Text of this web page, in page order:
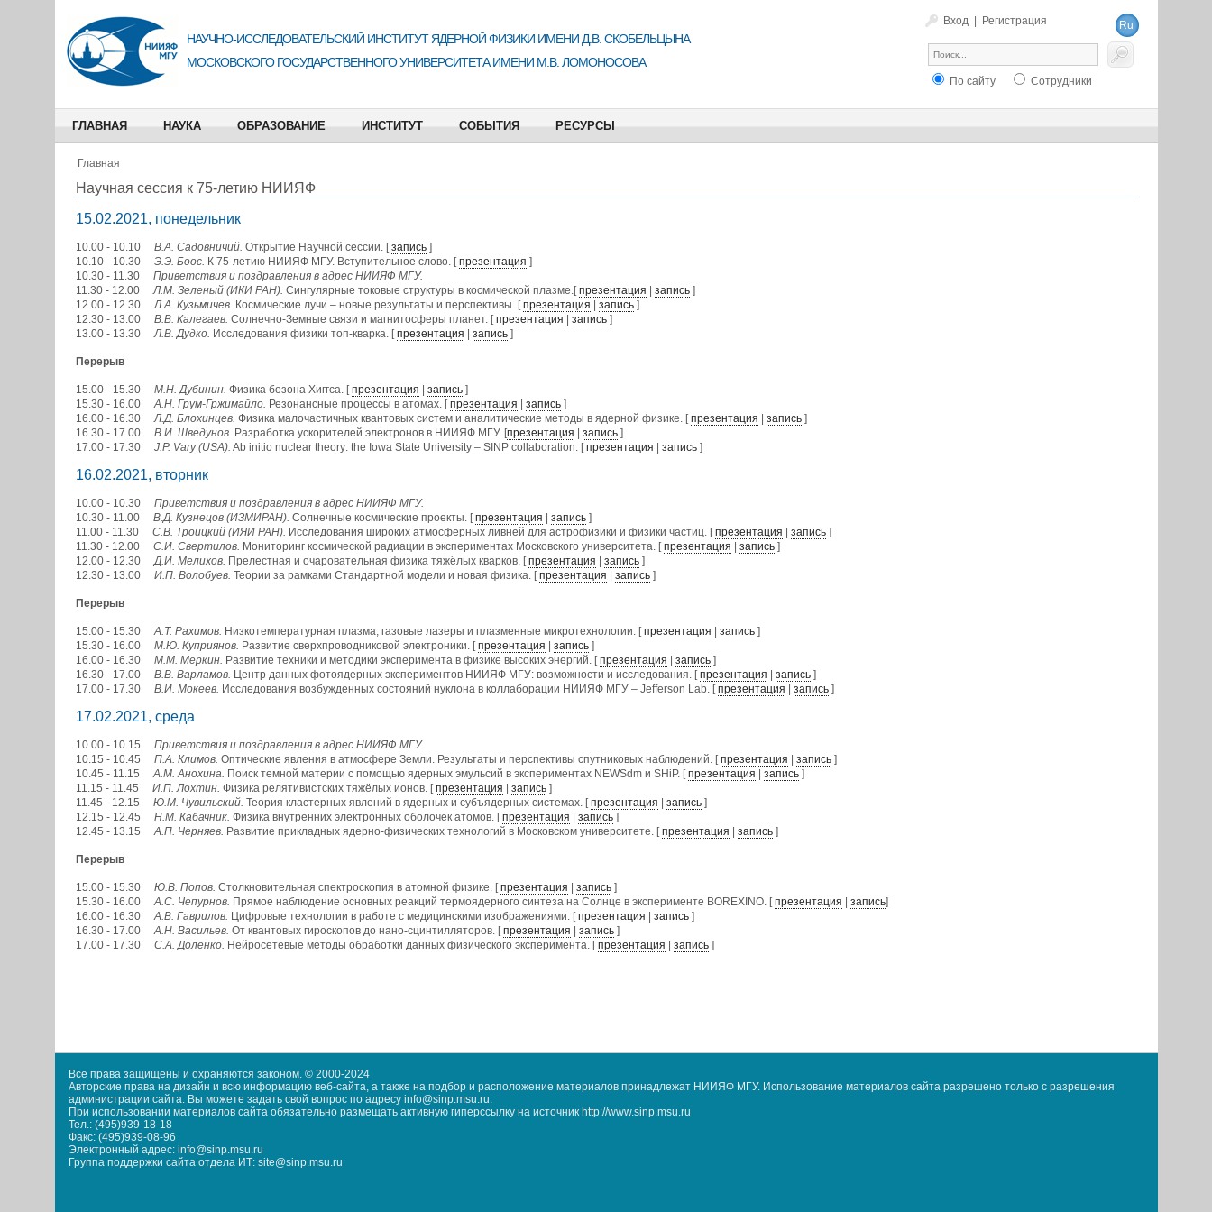
Вход Регистрация
Ru
En
НАУЧНО-ИССЛЕДОВАТЕЛЬСКИЙ ИНСТИТУТ ЯДЕРНОЙ ФИЗИКИ ИМЕНИ Д.В. СКОБЕЛЬЦЫНА
МОСКОВСКОГО ГОСУДАРСТВЕННОГО УНИВЕРСИТЕТА ИМЕНИ М.В. ЛОМОНОСОВА
По сайту Сотрудники
ГЛАВНАЯ НАУКА ОБРАЗОВАНИЕ ИНСТИТУТ СОБЫТИЯ РЕСУРСЫ
Главная
Научная сессия к 75-летию НИИЯФ
15.02.2021, понедельник
10.00 - 10.10 В.А. Садовничий. Открытие Научной сессии. [запись]
10.10 - 10.30 Э.Э. Боос. К 75-летию НИИЯФ МГУ. Вступительное слово. [презентация ]
10.30 - 11.30 Приветствия и поздравления в адрес НИИЯФ МГУ.
11.30 - 12.00Л.М. Зеленый (ИКИ РАН). Сингулярные токовые структуры в космической плазме.[презентация запись]
12.00 - 12.30Л.А. Кузьмичев. Космические лучи – новые результаты и перспективы. [презентация запись]
12.30 - 13.00 В.В. Калегаев. Солнечно-Земные связи и магнитосферы планет. [презентация запись]
13.00 - 13.30Л.В. Дудко. Исследования физики топ-кварка. [презентация запись]
Перерыв
15.00 - 15.30 М.Н. Дубинин. Физика бозона Хиггса. [презентация запись]
15.30 - 16.00А.Н. Грум-Гржимайло. Резонансные процессы в атомах. [презентация запись]
16.00 - 16.30Л.Д. Блохинцев. Физика малочастичных квантовых систем и аналитические методы в ядерной физике. [презентация запись]
16.30 - 17.00 В.И. Шведунов. Разработка ускорителей электронов в НИИЯФ МГУ. [презентация запись]
17.00 - 17.30 J.P. Vary (USA). Ab initio nuclear theory: the Iowa State University – SINP collaboration. [презентация запись]
16.02.2021, вторник
10.00 - 10.30 Приветствия и поздравления в адрес НИИЯФ МГУ.
10.30 - 11.00 В.Д. Кузнецов (ИЗМИРАН). Солнечные космические проекты. [презентация запись]
11.00 - 11.30 С.В. Троицкий (ИЯИ РАН). Исследования широких атмосферных ливней для астрофизики и физики частиц. [презентация запись]
11.30 - 12.00 С.И. Свертилов. Мониторинг космической радиации в экспериментах Московского университета. [презентация запись]
12.00 - 12.30Д.И. Мелихов. Прелестная и очаровательная физика тяжёлых кварков. [презентация запись]
12.30 - 13.00 И.П. Волобуев. Теории за рамками Стандартной модели и новая физика. [презентация запись]
Перерыв
15.00 - 15.30А.Т. Рахимов. Низкотемпературная плазма, газовые лазеры и плазменные микротехнологии. [презентация | запись]
15.30 - 16.00 М.Ю. Куприянов. Развитие сверхпроводниковой электроники. [презентация | запись]
16.00 - 16.30 М.М. Меркин. Развитие техники и методики эксперимента в физике высоких энергий. [презентация | запись]
16.30 - 17.00 В.В. Варламов. Центр данных фотоядерных экспериментов НИИЯФ МГУ: возможности и исследования. [презентация | запись]
17.00 - 17.30 В.И. Мокеев. Исследования возбужденных состояний нуклона в коллаборации НИИЯФ МГУ – Jefferson Lab. [презентация | запись]
17.02.2021, среда
10.00 - 10.15 Приветствия и поздравления в адрес НИИЯФ МГУ.
10.15 - 10.45 П.А. Климов. Оптические явления в атмосфере Земли. Результаты и перспективы спутниковых наблюдений. [презентация | запись]
10.45 - 11.15А.М. Анохина. Поиск темной материи с помощью ядерных эмульсий в экспериментах NEWSdm и SHiP. [презентация | запись]
11.15 - 11.45 И.П. Лохтин. Физика релятивистских тяжёлых ионов. [презентация | запись]
11.45 - 12.15 Ю.М. Чувильский. Теория кластерных явлений в ядерных и субъядерных системах. [презентация | запись]
12.15 - 12.45 Н.М. Кабачник. Физика внутренних электронных оболочек атомов. [презентация | запись]
12.45 - 13.15А.П. Черняев. Развитие прикладных ядерно-физических технологий в Московском университете. [презентация | запись]
Перерыв
15.00 - 15.30 Ю.В. Попов. Столкновительная спектроскопия в атомной физике. [презентация | запись]
15.30 - 16.00 А.С. Чепурнов. Прямое наблюдение основных реакций термоядерного синтеза на Солнце в эксперименте BOREXINO. [презентация | запись]
16.00 - 16.30 А.В. Гаврилов. Цифровые технологии в работе с медицинскими изображениями. [презентация | запись]
16.30 - 17.00 А.Н. Васильев. От квантовых гироскопов до нано-сцинтилляторов. [презентация | запись]
17.00 - 17.30 С.А. Доленко. Нейросетевые методы обработки данных физического эксперимента. [презентация | запись]
Все права защищены и охраняются законом. © 2000-2024
Авторские права на дизайн и всю информацию веб-сайта, а также на подбор и расположение материалов принадлежат НИИЯФ МГУ. Использование материалов сайта разрешено только с разрешения
администрации сайта. Вы можете задать свой вопрос по адресу info@sinp.msu.ru.
При использовании материалов сайта обязательно размещать активную гиперссылку на источник http://www.sinp.msu.ru
Тел.: (495)939-18-18
Факс: (495)939-08-96
Электронный адрес: info@sinp.msu.ru
Группа поддержки сайта отдела ИТ: site@sinp.msu.ru